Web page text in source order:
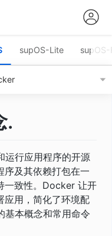
supOS-Lite supOS-
.
运行应用程序的开源
序及其依赖打包在一
一致性。Docker 让开
应用，简化了环境配
本概念和常用命令